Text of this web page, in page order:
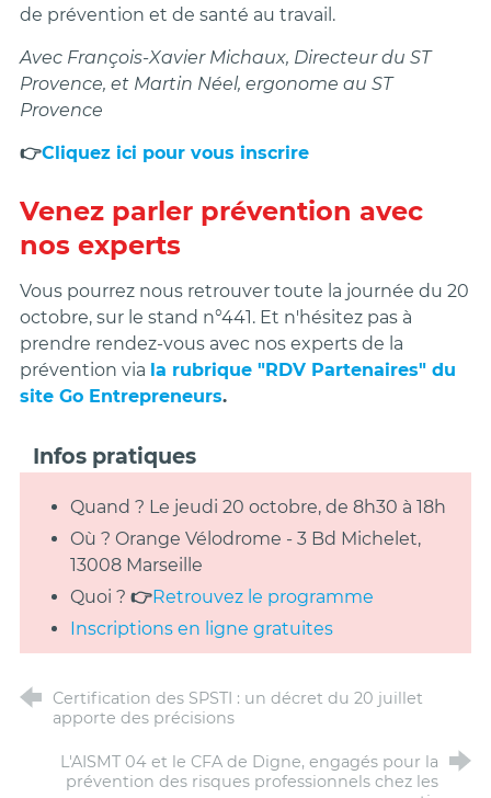
de prévention et de santé au travail.
Avec François-Xavier Michaux, Directeur du ST
Provence, et Martin Néel, ergonome au ST
Provence
👉Cliquez ici pour vous inscrire
Venez parler prévention avec
nos experts
Vous pourrez nous retrouver toute la journée du 20
octobre, sur le stand n°441. Et n'hésitez pas à
prendre rendez-vous avec nos experts de la
prévention via la rubrique "RDV Partenaires" du
site Go Entrepreneurs.
Infos pratiques
Quand ? Le jeudi 20 octobre, de 8h30 à 18h
Où ? Orange Vélodrome - 3 Bd Michelet,
13008 Marseille
Quoi ? 👉Retrouvez le programme
Inscriptions en ligne gratuites
Certification des SPSTI : un décret du 20 juillet
apporte des précisions
L'AISMT 04 et le CFA de Digne, engagés pour la
prévention des risques professionnels chez les